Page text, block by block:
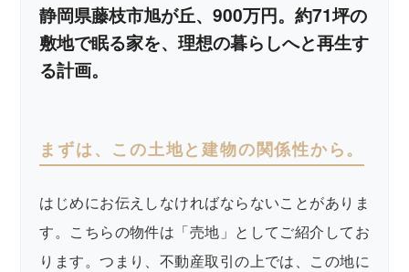
静岡県藤枝市旭が丘、900万円。約71坪の
敷地で眠る家を、理想の暮らしへと再生す
る計画。
まずは、この土地と建物の関係性から。
はじめにお伝えしなければならないことがありま
す。こちらの物件は「売地」としてご紹介してお
ります。つまり、不動産取引の上では、この地に